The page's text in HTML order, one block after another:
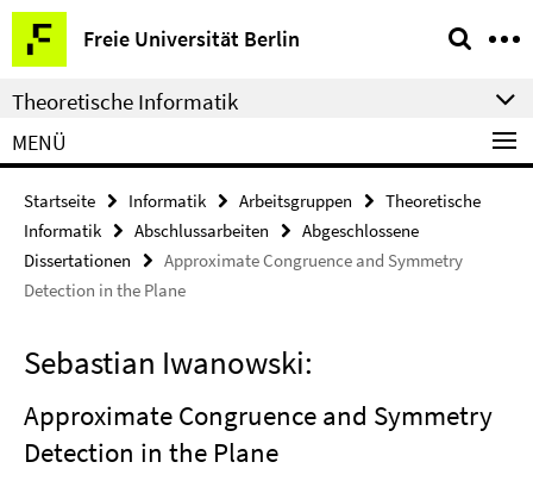
Springe
direkt
zu
Inhalt
Freie Universität Berlin
Service-
Navigation
Theoretische Informatik
MENÜ
Startseite Informatik Arbeitsgruppen
Theoretische
Informatik
Abschlussarbeiten
Abgeschlossene
Dissertationen
Approximate Congruence and Symmetry
Detection in the Plane
Sebastian Iwanowski:
Approximate Congruence and Symmetry
Detection in the Plane